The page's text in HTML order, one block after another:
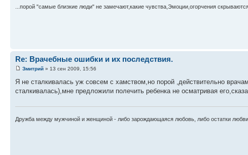
...порой "самые близкие люди" не замечают,какие чувства,Эмоции,огорчения
Re: Врачебные ошибки и их последствия.
Змитрий » 13 сен 2009, 15:56
Я не сталкивалась уж совсем с хамством,но порой ,действительно
сталкивалась),мне предложили полечить ребенка не осматривая
Дружба между мужчиной и женщиной - либо зарождающаяся любовь, либо остатки любви.